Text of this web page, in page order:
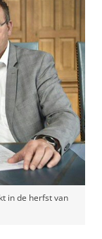
in de herfst van